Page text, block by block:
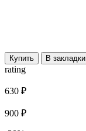
Купить В закладки
rating
630 ₽
900 ₽